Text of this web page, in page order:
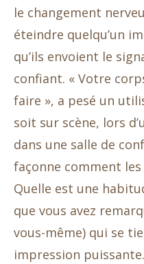
le changement
éteindre quelqu’un
qu’ils envoient le
confiant. « Votre
faire », a pesé un
soit sur scène, lors
dans une salle de
façonne comment
Quelle est une
que vous avez
vous-même) qui se
impression puissante.